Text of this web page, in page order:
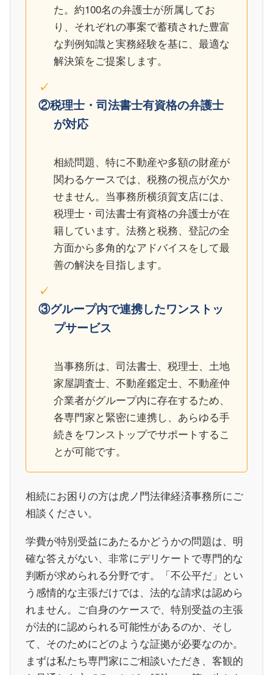
た。約100名の弁護士が所属してお
り、それぞれの事案で蓄積された豊富
な判例知識と実務経験を基に、最適な
解決策をご提案します。
②税理士・司法書士有資格の弁護士
が対応
相続問題、特に不動産や多額の財産が
関わるケースでは、税務の視点が欠か
せません。当事務所横須賀支店には、
税理士・司法書士有資格の弁護士が在
籍しています。法務と税務、登記の全
方面から多角的なアドバイスをして最
善の解決を目指します。
③グループ内で連携したワンストッ
プサービス
当事務所は、司法書士、税理士、土地
家屋調査士、不動産鑑定士、不動産仲
介業者がグループ内に存在するため、
各専門家と緊密に連携し、あらゆる手
続きをワンストップでサポートするこ
とが可能です。
相続にお困りの方は虎ノ門法律経済事務所にご
相談ください。
学費が特別受益にあたるかどうかの問題は、明
確な答えがない、非常にデリケートで専門的な
判断が求められる分野です。「不公平だ」とい
う感情的な主張だけでは、法的な請求は認めら
れません。ご自身のケースで、特別受益の主張
が法的に認められる可能性があるのか、そし
て、そのためにどのような証拠が必要なのか。
まずは私たち専門家にご相談いただき、客観的